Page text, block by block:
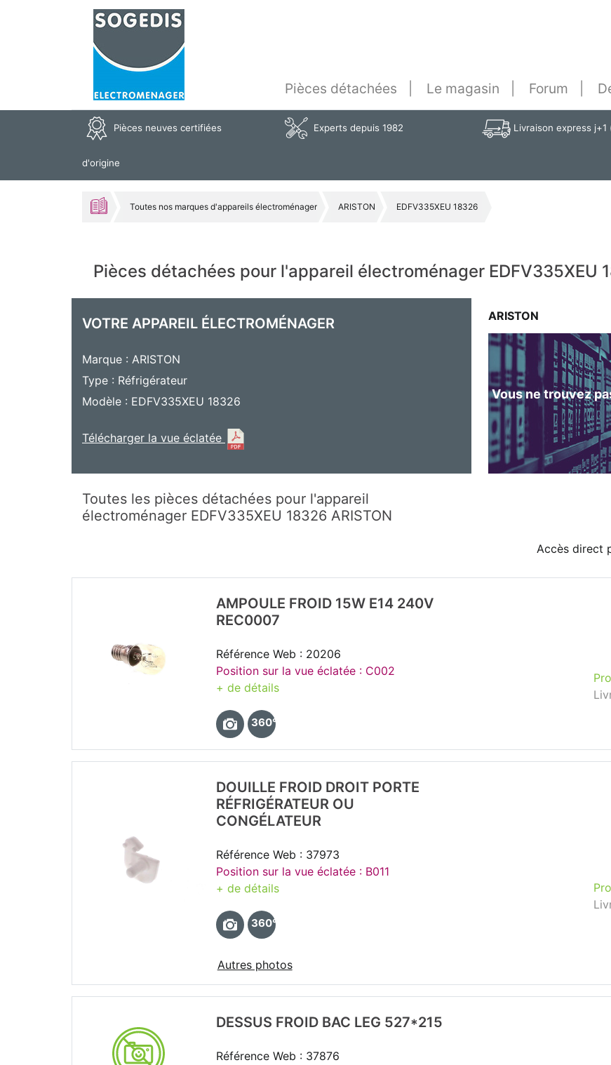
Pièces détachées Le magasin Forum
Pièces neuves certifiées
d'origine
Experts depuis 1982 Livraison express j+1
Toutes nos marques d'appareils électroménager ARISTON EDFV335XEU 18326
Pièces détachées pour l'appareil électroménager EDFV335XEU
VOTRE APPAREIL ÉLECTROMÉNAGER
Marque : ARISTON
Type : Réfrigérateur
Modèle : EDFV335XEU 18326
Télécharger la vue éclatée
ARISTON
Vous ne trouvez
Toutes les pièces détachées pour l'appareil
électroménager EDFV335XEU 18326 ARISTON
Accès direct
AMPOULE FROID 15W E14 240V
REC0007
Référence Web : 20206
Position sur la vue éclatée : C002
+ de détails
360°
DOUILLE FROID DROIT PORTE
RÉFRIGÉRATEUR OU
CONGÉLATEUR
Référence Web : 37973
Position sur la vue éclatée : B011
+ de détails
360°
Autres photos
DESSUS FROID BAC LEG 527*215
Référence Web : 37876